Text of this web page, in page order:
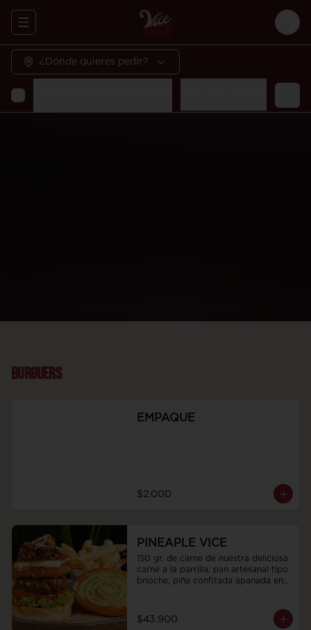
Abrir menu de navegación
¿Dónde quieres pedir?
BURGUERS
EMPAQUE
$2.000
PINEAPLE VICE
150 gr. de carne de nuestra deliciosa
carne a la parrilla, pan artesanal tipo
brioche, piña confitada apanada en
y tocineta humada, acompañadas de
lechugas frescas y tomate terminada
$43.900